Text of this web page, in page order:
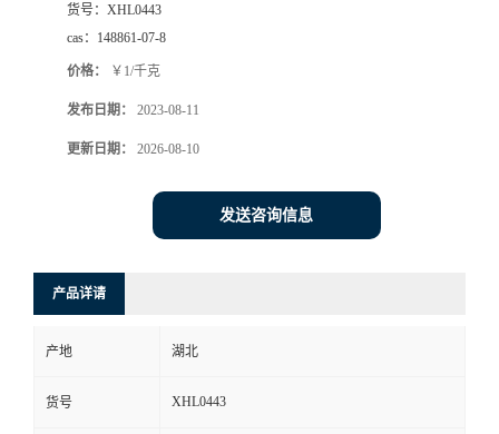
货号： XHL0443
cas： 148861-07-8
价格： ￥1/千克
发布日期： 2023-08-11
更新日期： 2026-08-10
发送咨询信息
产品详请
产地 湖北
货号 XHL0443